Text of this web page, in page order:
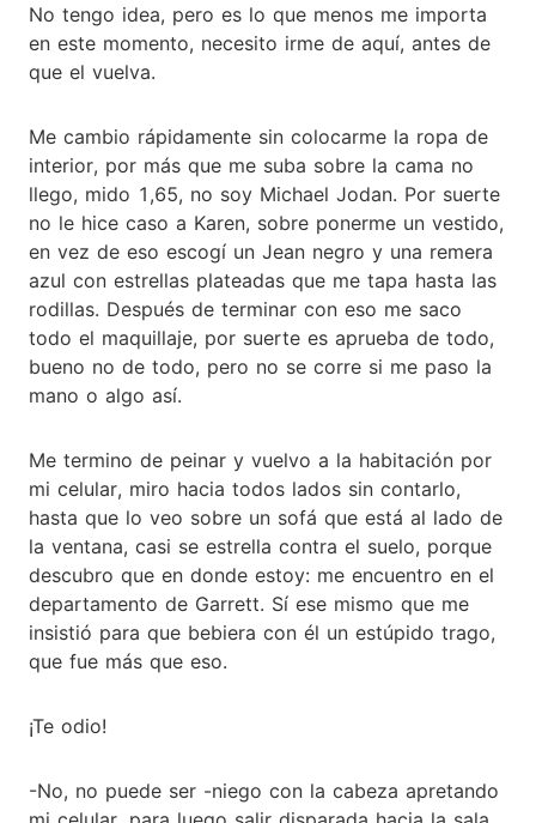
No tengo idea, pero es lo que menos me importa
en este momento, necesito irme de aquí, antes de
que el vuelva.
Me cambio rápidamente sin colocarme la ropa de
interior, por más que me suba sobre la cama no
llego, mido 1,65, no soy Michael Jodan. Por suerte
no le hice caso a Karen, sobre ponerme un vestido,
en vez de eso escogí un Jean negro y una remera
azul con estrellas plateadas que me tapa hasta las
rodillas. Después de terminar con eso me saco
todo el maquillaje, por suerte es aprueba de todo,
bueno no de todo, pero no se corre si me paso la
mano o algo así.
Me termino de peinar y vuelvo a la habitación por
mi celular, miro hacia todos lados sin contarlo,
hasta que lo veo sobre un sofá que está al lado de
la ventana, casi se estrella contra el suelo, porque
descubro que en donde estoy: me encuentro en el
departamento de Garrett. Sí ese mismo que me
insistió para que bebiera con él un estúpido trago,
que fue más que eso.
¡Te odio!
-No, no puede ser -niego con la cabeza apretando